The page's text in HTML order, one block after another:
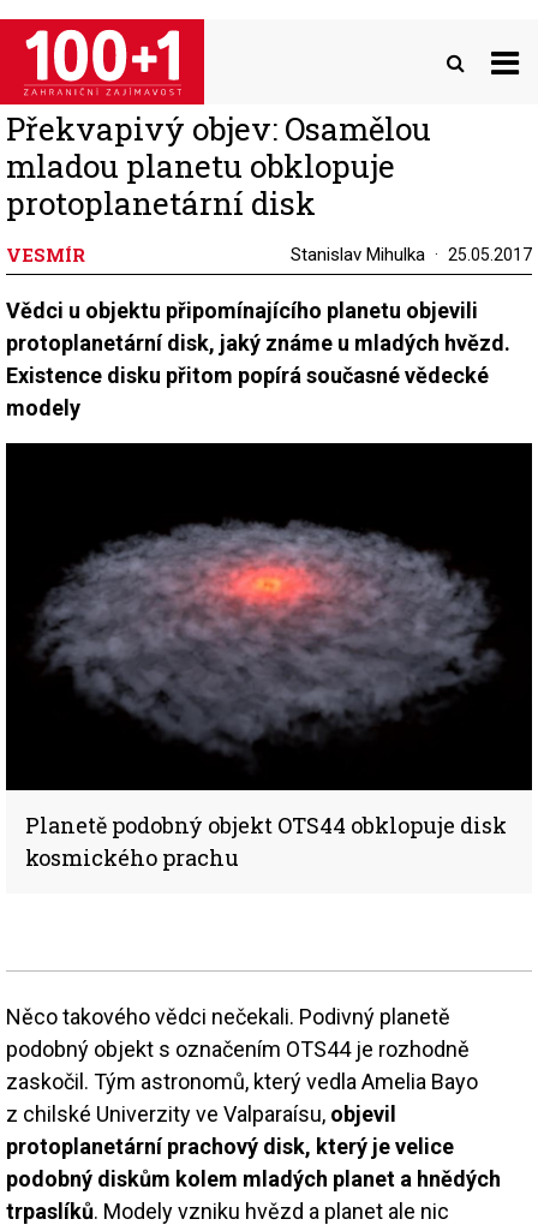
Přejít
hlavnímu
obsahu
Překvapivý objev: Osamělou
mladou planetu obklopuje
protoplanetární disk
VESMÍR Stanislav Mihulka 25.05.2017
Vědci u objektu připomínajícího planetu objevili
protoplanetární disk, jaký známe u mladých hvězd.
Existence disku přitom popírá současné vědecké
modely
Planetě podobný objekt OTS44 obklopuje disk
kosmického prachu
Něco takového vědci nečekali. Podivný planetě
podobný objekt s označením OTS44 je rozhodně
zaskočil. Tým astronomů, který vedla Amelia Bayo
z chilské Univerzity ve Valparaísu, objevil
protoplanetární prachový disk, který je velice
podobný diskům kolem mladých planet a hnědých
trpaslíků. Modely vzniku hvězd a planet ale nic